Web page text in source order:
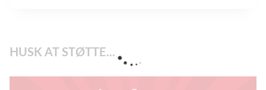
HUSK AT STØTTE...